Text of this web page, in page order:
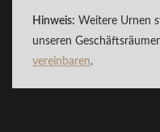
Hinweis: Weitere Urnen
unseren
vereinbaren.